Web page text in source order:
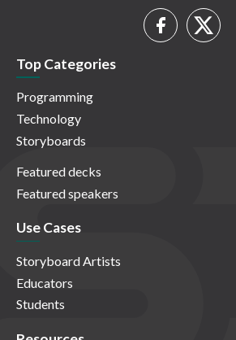
Top Categories
Programming
Technology
Storyboards
Featured decks
Featured speakers
Use Cases
Storyboard Artists
Educators
Students